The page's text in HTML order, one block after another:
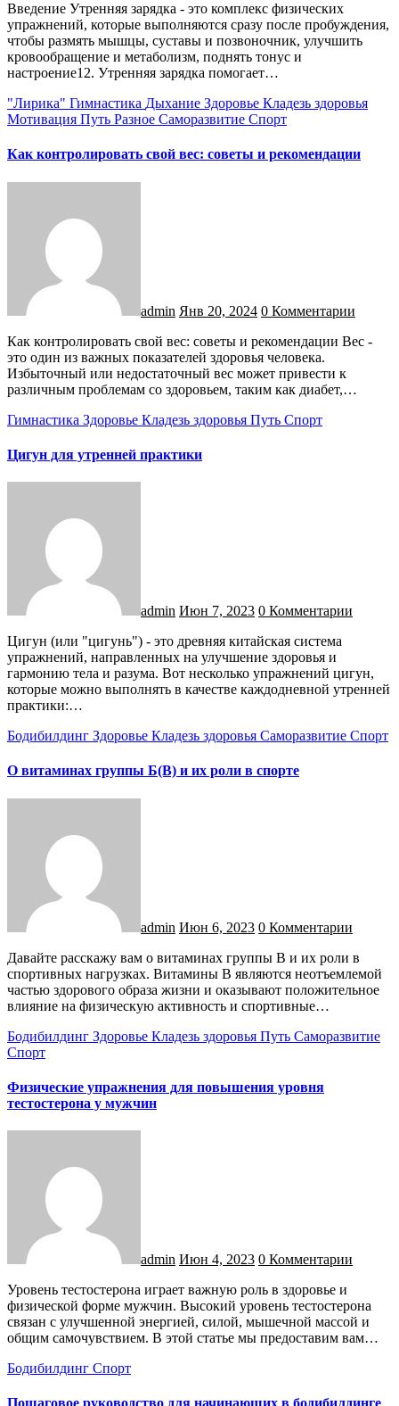
Введение Утренняя зарядка - это комплекс физических
упражнений, которые выполняются сразу после пробуждения,
чтобы размять мышцы, суставы и позвоночник, улучшить
кровообращение и метаболизм, поднять тонус и
настроение12. Утренняя зарядка помогает…
"Лирика" Гимнастика Дыхание Здоровье Кладезь здоровья
Мотивация Путь Разное Саморазвитие Спорт
Как контролировать свой вес: советы и рекомендации
admin Янв 20, 2024 0 Комментарии
Как контролировать свой вес: советы и рекомендации Вес -
это один из важных показателей здоровья человека.
Избыточный или недостаточный вес может привести к
различным проблемам со здоровьем, таким как диабет,…
Гимнастика Здоровье Кладезь здоровья Путь Спорт
Цигун для утренней практики
admin Июн 7, 2023 0 Комментарии
Цигун (или "цигунь") - это древняя китайская система
упражнений, направленных на улучшение здоровья и
гармонию тела и разума. Вот несколько упражнений цигун,
которые можно выполнять в качестве каждодневной утренней
практики:…
Бодибилдинг Здоровье Кладезь здоровья Саморазвитие Спорт
О витаминах группы Б(B) и их роли в спорте
admin Июн 6, 2023 0 Комментарии
Давайте расскажу вам о витаминах группы B и их роли в
спортивных нагрузках. Витамины B являются неотъемлемой
частью здорового образа жизни и оказывают положительное
влияние на физическую активность и спортивные…
Бодибилдинг Здоровье Кладезь здоровья Путь Саморазвитие
Спорт
Физические упражнения для повышения уровня
тестостерона у мужчин
admin Июн 4, 2023 0 Комментарии
Уровень тестостерона играет важную роль в здоровье и
физической форме мужчин. Высокий уровень тестостерона
связан с улучшенной энергией, силой, мышечной массой и
общим самочувствием. В этой статье мы предоставим вам…
Бодибилдинг Спорт